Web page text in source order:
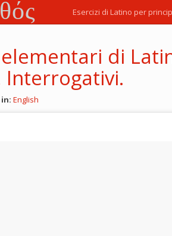
Esercizi di Latino per
elementari di
Interrogativi.
English